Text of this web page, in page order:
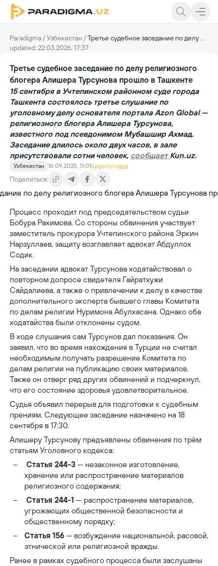
Paradigma /Узбекистан /Третье судебное заседание по делу религиозного блогера Алишера Турсунова прошло в Ташкенте
updated: 22.03.2026, 17:37
Третье судебное заседание по делу религиозного
блогера Алишера Турсунова прошло в Ташкенте
15 сентября в Учтепинском районном суде города
Ташкента состоялось третье слушание по
уголовному делу основателя портала Azon Global —
религиозного блогера Алишера Турсунова,
известного под псевдонимом Мубашшир Ахмад.
Заседание длилось около двух часов, в зале
присутствовали сотни человек, сообщаетKun.uz.
Узбекистан 16.09.2025, 11:01 Кириллчада
Поделиться:
Процесс проходит под председательством судьи
Бобура Рахимова. Со стороны обвинения участвует
заместитель прокурора Учтепинского района Эркин
Нарзуллаев, защиту возглавляет адвокат Абдуллох
Содик.
На заседании адвокат Турсунова ходатайствовал о
повторном допросе свидетеля Гайратхужи
Сайдалиева, а также о привлечении к делу в качестве
дополнительного эксперта бывшего главы Комитета
по делам религии Нуримона Абулхасана. Однако оба
ходатайства были отклонены судом.
В ходе слушания сам Турсунов дал показания. Он
заявил, что во время нахождения в Турции не считал
необходимым получать разрешение Комитета по
делам религии на публикацию своих материалов.
Также он отверг ряд других обвинений и подчеркнул,
что его состояние здоровья удовлетворительное.
Судья объявил перерыв для подготовки к судебным
прениям. Следующее заседание назначено на 18
сентября в 17:30.
Алишеру Турсунову предъявлены обвинения по трём
статьям Уголовного кодекса:
Статья 244-3 — незаконное изготовление,
хранение или распространение материалов
религиозного содержания;
Статья 244-1 — распространение материалов,
угрожающих общественной безопасности и
общественному порядку;
Статья 156 — возбуждение национальной, расовой,
этнической или религиозной вражды.
Ранее в рамках судебного процесса были заслушаны